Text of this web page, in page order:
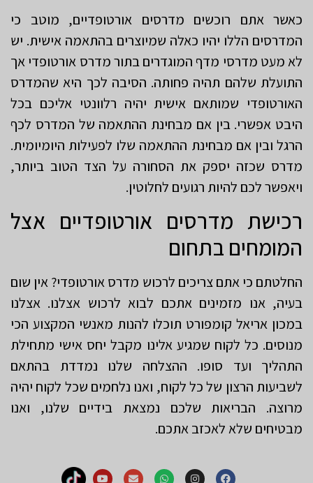
כאשר אתם רוכשים מדרסים אורטופדיים, מוטב כי
המדרסים הללו יהיו כאלה שמיוצרים בהתאמה אישית. יש
לא מעט מדרסי מדף המוגדרים בתור מדרס אורטופדי אך
התועלת שלהם תהיה פחותה. הסיבה לכך היא שהמדרס
האורטופדי שמותאם אישית יהיה רלוונטי אליכם בכל
היבט אפשרי. בין אם מבחינת ההתאמה של המדרס לכף
הרגל ובין אם מבחינת ההתאמה שלו לפעילות היומיומית.
מדרס שכזה יספק את הסחורה על הצד הטוב ביותר,
ויאפשר לכם להיות רגועים לחלוטין.
רכישת מדרסים אורטופדיים אצל
המומחים בתחום
החלטתם כי אתם צריכים לרכוש מדרס אורטופדי? אין שום
בעיה, אנו מזמינים אתכם לבוא לרכוש אצלנו. אצלנו
במכון אריאל קומפורט תוכלו להנות מאנשי המקצוע הכי
מנוסים. כל לקוח שמגיע אלינו מקבל יחס אישי מתחילת
התהליך ועד סופו. ההצלחה שלנו נמדדת בהתאם
לשביעות הרצון של כל לקוח, ואנו נלחמים שכל לקוח יהיה
מרוצה. הבריאות שלכם נמצאת בידיים שלנו, ואנו
מבטיחים שלא לאכזב אתכם.